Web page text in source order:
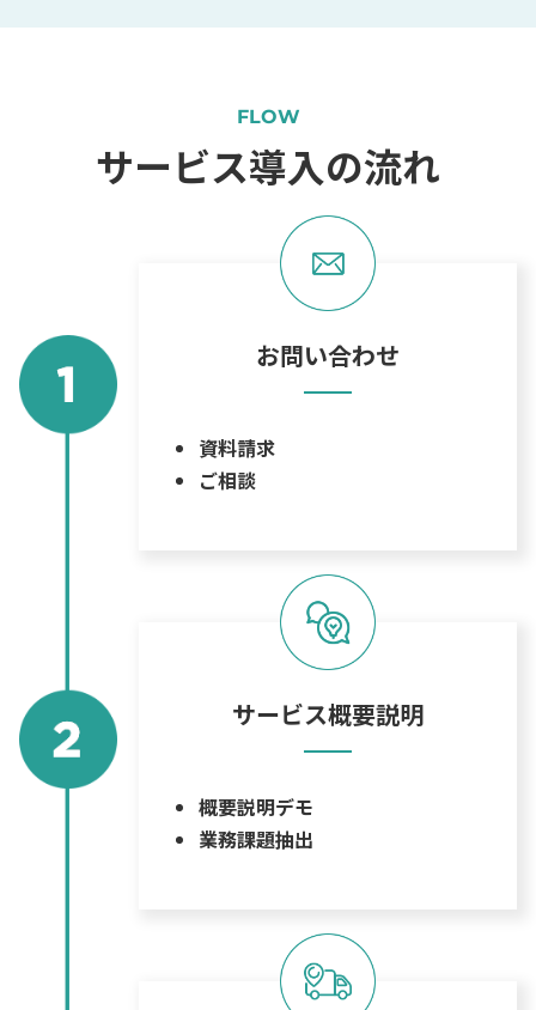
FLOW
サービス導入の流れ
お問い合わせ
資料請求
ご相談
サービス概要説明
概要説明デモ
業務課題抽出